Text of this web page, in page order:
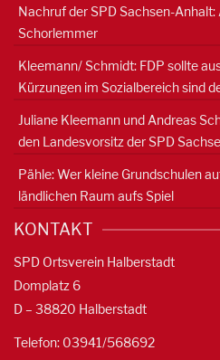
Nachruf der SPD Sachsen-
Schorlemmer
Kleemann/ Schmidt: FDP sollte
Kürzungen im Sozialbereich sind
Juliane Kleemann und Andreas
den Landesvorsitz der SPD
Pähle: Wer kleine Grundschulen
ländlichen Raum aufs Spiel
KONTAKT
SPD Ortsverein Halberstadt
Domplatz 6
D – 38820 Halberstadt
Telefon: 03941/568692